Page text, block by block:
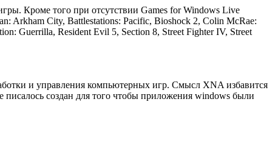
Кроме того при отсутствии Games for Windows Live
Arkham City, Battlestations: Pacific, Bioshock 2, Colin McRae:
Guerrilla, Resident Evil 5, Section 8, Street Fighter IV, Street
и управления компьютерных игр. Смысл XNA избавится
создан для того чтобы приложения windows были